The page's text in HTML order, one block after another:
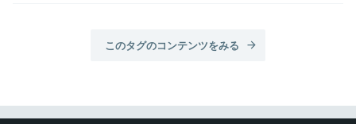
このタグのコンテンツをみる